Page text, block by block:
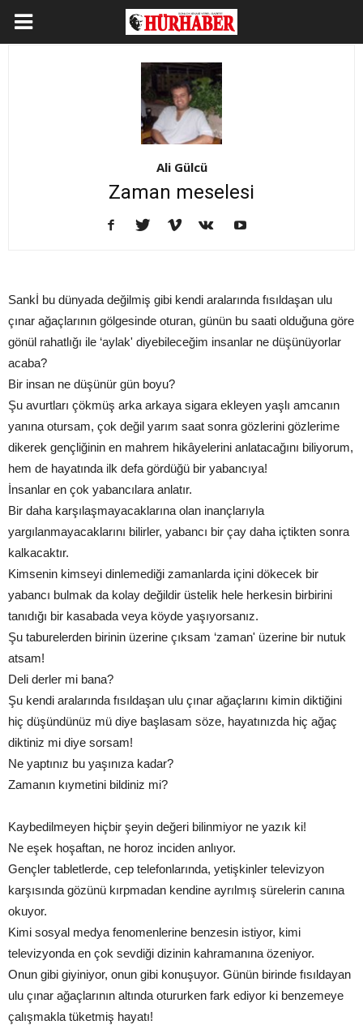
Ali Gülcü
Zaman meselesi
Sankİ bu dünyada değilmiş gibi kendi aralarında fısıldaşan ulu
çınar ağaçlarının gölgesinde oturan, günün bu saati olduğuna göre
gönül rahatlığı ile ‘aylak' diyebileceğim insanlar ne düşünüyorlar
acaba?
Bir insan ne düşünür gün boyu?
Şu avurtları çökmüş arka arkaya sigara ekleyen yaşlı amcanın
yanına otursam, çok değil yarım saat sonra gözlerini gözlerime
dikerek gençliğinin en mahrem hikâyelerini anlatacağını biliyorum,
hem de hayatında ilk defa gördüğü bir yabancıya!
İnsanlar en çok yabancılara anlatır.
Bir daha karşılaşmayacaklarına olan inançlarıyla
yargılanmayacaklarını bilirler, yabancı bir çay daha içtikten sonra
kalkacaktır.
Kimsenin kimseyi dinlemediği zamanlarda içini dökecek bir
yabancı bulmak da kolay değildir üstelik hele herkesin birbirini
tanıdığı bir kasabada veya köyde yaşıyorsanız.
Şu taburelerden birinin üzerine çıksam ‘zaman' üzerine bir nutuk
atsam!
Deli derler mi bana?
Şu kendi aralarında fısıldaşan ulu çınar ağaçlarını kimin diktiğini
hiç düşündünüz mü diye başlasam söze, hayatınızda hiç ağaç
diktiniz mi diye sorsam!
Ne yaptınız bu yaşınıza kadar?
Zamanın kıymetini bildiniz mi?
Kaybedilmeyen hiçbir şeyin değeri bilinmiyor ne yazık ki!
Ne eşek hoşaftan, ne horoz inciden anlıyor.
Gençler tabletlerde, cep telefonlarında, yetişkinler televizyon
karşısında gözünü kırpmadan kendine ayrılmış sürelerin canına
okuyor.
Kimi sosyal medya fenomenlerine benzesin istiyor, kimi
televizyonda en çok sevdiği dizinin kahramanına özeniyor.
Onun gibi giyiniyor, onun gibi konuşuyor. Günün birinde fısıldayan
ulu çınar ağaçlarının altında otururken fark ediyor ki benzemeye
çalışmakla tüketmiş hayatı!